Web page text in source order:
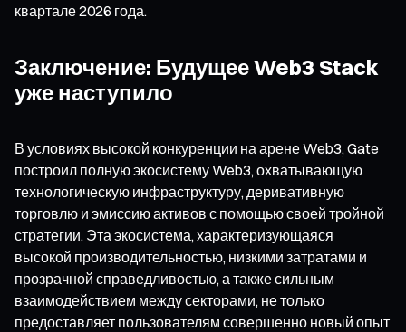
квартале 2026 года.
Заключение: Будущее Web3 Stack
уже наступило
В условиях высокой конкуренции на арене Web3, Gate
построил полную экосистему Web3, охватывающую
технологическую инфраструктуру, деривативную
торговлю и эмиссию активов с помощью своей тройной
стратегии. Эта экосистема, характеризующаяся
высокой производительностью, низкими затратами и
прозрачной справедливостью, а также сильным
взаимодействием между секторами, не только
предоставляет пользователям совершенно новый опыт